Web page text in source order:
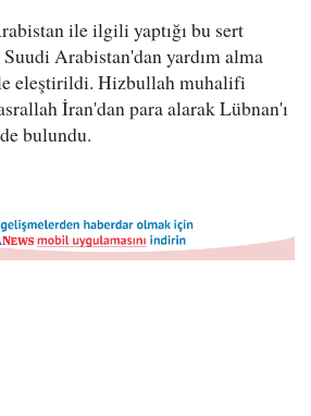
ile ilgili yaptığı bu sert
Arabistan'dan yardım alma
eleştirildi. Hizbullah muhalifi
İran'dan para alarak Lübnan'ı
bulundu.